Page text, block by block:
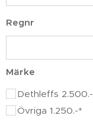
Regnr
Märke
Dethleffs 2.500.-
Övriga 1.250.-*